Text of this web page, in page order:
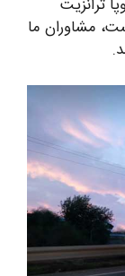
ترانزیت
مشاوران ما